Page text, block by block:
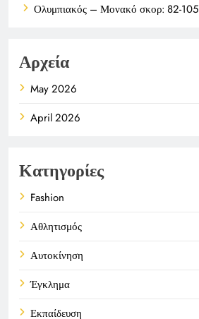
Ολυμπιακός – Μονακό σκορ: 82-105
Αρχεία
May 2026
April 2026
Κατηγορίες
Fashion
Αθλητισμός
Αυτοκίνηση
Έγκλημα
Εκπαίδευση